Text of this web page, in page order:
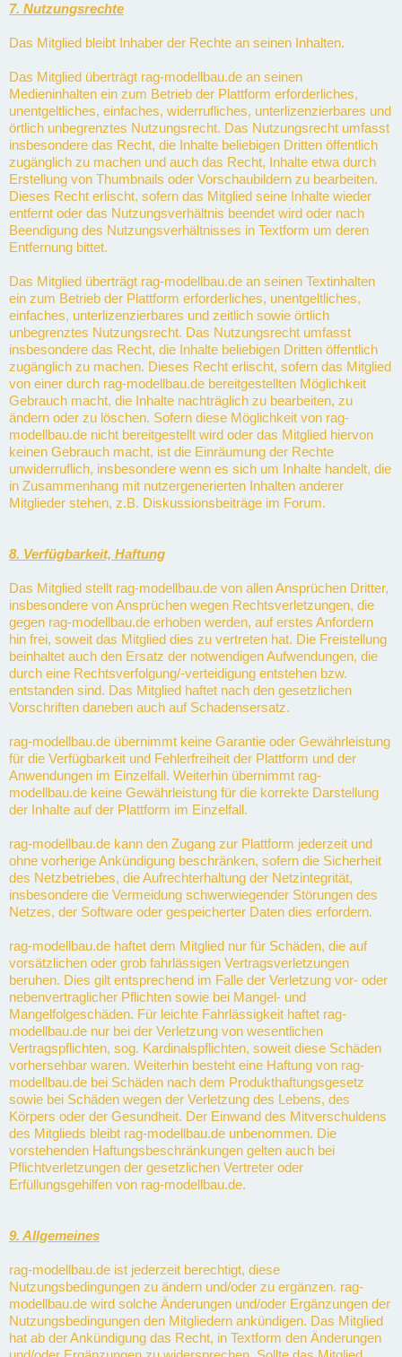
7. Nutzungsrechte
Das Mitglied bleibt Inhaber der Rechte an seinen Inhalten.
Das Mitglied überträgt rag-modellbau.de an seinen
Medieninhalten ein zum Betrieb der Plattform erforderliches,
unentgeltliches, einfaches, widerrufliches, unterlizenzierbares und
örtlich unbegrenztes Nutzungsrecht. Das Nutzungsrecht umfasst
insbesondere das Recht, die Inhalte beliebigen Dritten öffentlich
zugänglich zu machen und auch das Recht, Inhalte etwa durch
Erstellung von Thumbnails oder Vorschaubildern zu bearbeiten.
Dieses Recht erlischt, sofern das Mitglied seine Inhalte wieder
entfernt oder das Nutzungsverhältnis beendet wird oder nach
Beendigung des Nutzungsverhältnisses in Textform um deren
Entfernung bittet.
Das Mitglied überträgt rag-modellbau.de an seinen Textinhalten
ein zum Betrieb der Plattform erforderliches, unentgeltliches,
einfaches, unterlizenzierbares und zeitlich sowie örtlich
unbegrenztes Nutzungsrecht. Das Nutzungsrecht umfasst
insbesondere das Recht, die Inhalte beliebigen Dritten öffentlich
zugänglich zu machen. Dieses Recht erlischt, sofern das Mitglied
von einer durch rag-modellbau.de bereitgestellten Möglichkeit
Gebrauch macht, die Inhalte nachträglich zu bearbeiten, zu
ändern oder zu löschen. Sofern diese Möglichkeit von rag-
modellbau.de nicht bereitgestellt wird oder das Mitglied hiervon
keinen Gebrauch macht, ist die Einräumung der Rechte
unwiderruflich, insbesondere wenn es sich um Inhalte handelt, die
in Zusammenhang mit nutzergenerierten Inhalten anderer
Mitglieder stehen, z.B. Diskussionsbeiträge im Forum.
8. Verfügbarkeit, Haftung
Das Mitglied stellt rag-modellbau.de von allen Ansprüchen Dritter,
insbesondere von Ansprüchen wegen Rechtsverletzungen, die
gegen rag-modellbau.de erhoben werden, auf erstes Anfordern
hin frei, soweit das Mitglied dies zu vertreten hat. Die Freistellung
beinhaltet auch den Ersatz der notwendigen Aufwendungen, die
durch eine Rechtsverfolgung/-verteidigung entstehen bzw.
entstanden sind. Das Mitglied haftet nach den gesetzlichen
Vorschriften daneben auch auf Schadensersatz.
rag-modellbau.de übernimmt keine Garantie oder Gewährleistung
für die Verfügbarkeit und Fehlerfreiheit der Plattform und der
Anwendungen im Einzelfall. Weiterhin übernimmt rag-
modellbau.de keine Gewährleistung für die korrekte Darstellung
der Inhalte auf der Plattform im Einzelfall.
rag-modellbau.de kann den Zugang zur Plattform jederzeit und
ohne vorherige Ankündigung beschränken, sofern die Sicherheit
des Netzbetriebes, die Aufrechterhaltung der Netzintegrität,
insbesondere die Vermeidung schwerwiegender Störungen des
Netzes, der Software oder gespeicherter Daten dies erfordern.
rag-modellbau.de haftet dem Mitglied nur für Schäden, die auf
vorsätzlichen oder grob fahrlässigen Vertragsverletzungen
beruhen. Dies gilt entsprechend im Falle der Verletzung vor- oder
nebenvertraglicher Pflichten sowie bei Mangel- und
Mangelfolgeschäden. Für leichte Fahrlässigkeit haftet rag-
modellbau.de nur bei der Verletzung von wesentlichen
Vertragspflichten, sog. Kardinalspflichten, soweit diese Schäden
vorhersehbar waren. Weiterhin besteht eine Haftung von rag-
modellbau.de bei Schäden nach dem Produkthaftungsgesetz
sowie bei Schäden wegen der Verletzung des Lebens, des
Körpers oder der Gesundheit. Der Einwand des Mitverschuldens
des Mitglieds bleibt rag-modellbau.de unbenommen. Die
vorstehenden Haftungsbeschränkungen gelten auch bei
Pflichtverletzungen der gesetzlichen Vertreter oder
Erfüllungsgehilfen von rag-modellbau.de.
9. Allgemeines
rag-modellbau.de ist jederzeit berechtigt, diese
Nutzungsbedingungen zu ändern und/oder zu ergänzen. rag-
modellbau.de wird solche Änderungen und/oder Ergänzungen der
Nutzungsbedingungen den Mitgliedern ankündigen. Das Mitglied
hat ab der Ankündigung das Recht, in Textform den Änderungen